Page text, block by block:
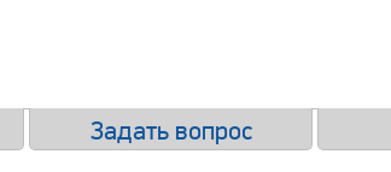
Задать вопрос